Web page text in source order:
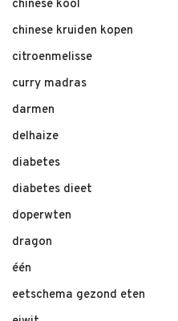
chinese kool
chinese kruiden kopen
citroenmelisse
curry madras
darmen
delhaize
diabetes
diabetes dieet
doperwten
dragon
één
eetschema gezond eten